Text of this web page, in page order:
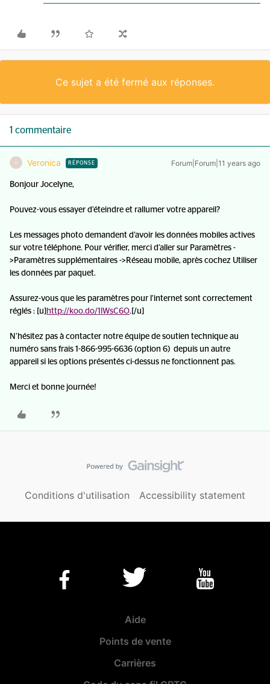
Ce sujet a été fermé aux réponses.
1 commentaire
V Veronica RÉPONSE Forum|Forum|11 years ago
Bonjour Jocelyne,
Pouvez-vous essayer d’éteindre et rallumer votre appareil?
Les messages photo demandent d’avoir les données mobiles actives
sur votre téléphone. Pour vérifier, merci d’aller sur Paramètres -
>Paramètres supplémentaires ->Réseau mobile, après cochez Utiliser
les données par paquet.
Assurez-vous que les paramètres pour l’internet sont correctement
réglés : [u] http://koo.do/1lWsC6O.[/u]
N’hésitez pas à contacter notre équipe de soutien technique au
numéro sans frais 1-866-995-6636 (option 6) depuis un autre
appareil si les options présentés ci-dessus ne fonctionnent pas.
Merci et bonne journée!
Conditions d'utilisation Accessibility statement
Aide
Points de vente
Carrières